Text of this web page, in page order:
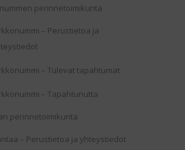
perinnetoimikunta
– Perustietoa ja
– Tulevat tapahtumat
– Tapahtunutta
perinnetoimikunta
– Perustietoa ja yhteystiedot